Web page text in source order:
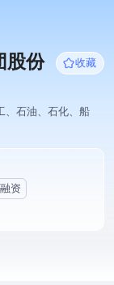
股份
收藏
、石油、石化、船
资